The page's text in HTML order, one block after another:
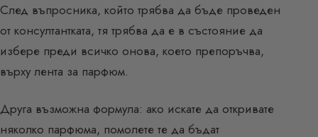
След въпросника, който трябва да бъде проведен
от консултантката, тя трябва да е в състояние да
избере преди всичко онова, което препоръчва,
върху лента за парфюм.
Друга възможна формула: ако искате да откривате
няколко парфюма, помолете те да бъдат